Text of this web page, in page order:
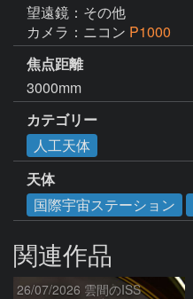
望遠鏡：その他
カメラ：ニコン P1000
焦点距離
3000mm
カテゴリー
人工天体
天体
国際宇宙ステーション
関連作品
26/07/2026 雲間のISS